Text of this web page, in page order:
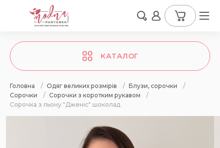
КАТАЛОГ
Головна / Одяг великих розмірів / Блузи, сорочки
/
Сорочки
/ Сорочки з коротким рукавом
/
Сорочка з льону "Дженіс" шоколад